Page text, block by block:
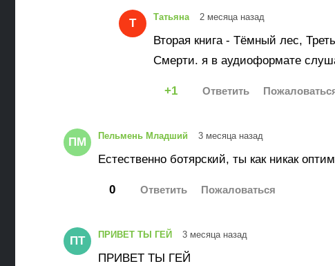
Т Татьяна 2 месяца назад
Вторая книга - Тёмный лес,
Смерти. я в аудиоформате
1
ПМ Пельмень Младший 3 месяца назад
Естественно ботярский, ты как никак
0
ПТ ПРИВЕТ ТЫ ГЕЙ 3 месяца назад
ПРИВЕТ ТЫ ГЕЙ